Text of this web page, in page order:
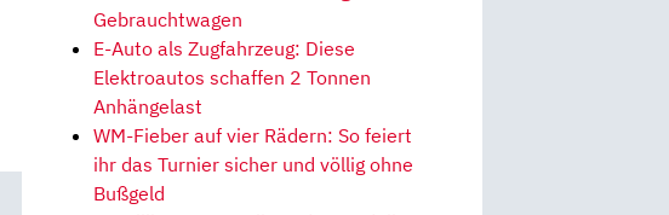
Gebrauchtwagen
E-Auto als Zugfahrzeug: Diese
Elektroautos schaffen 2 Tonnen
Anhängelast
WM-Fieber auf vier Rädern: So feiert
ihr das Turnier sicher und völlig ohne
Bußgeld